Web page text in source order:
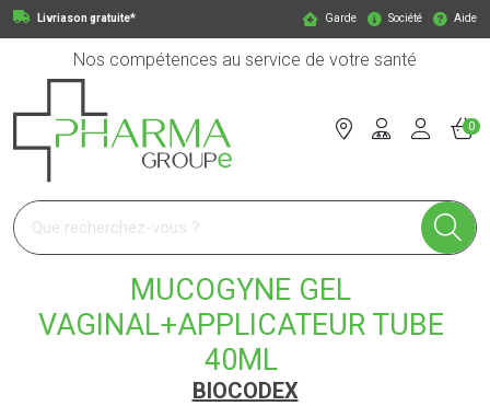
Livriason gratuite* Garde Société Aide
Nos compétences au service de votre santé
Pharmagroupe Votre pharmacie en ligne à votre service
0
MUCOGYNE GEL
VAGINAL+APPLICATEUR TUBE
40ML
BIOCODEX